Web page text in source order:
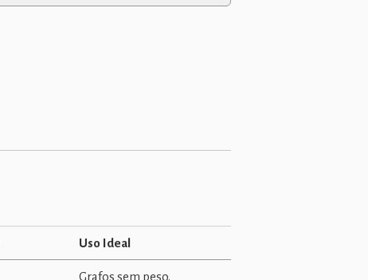
Uso Ideal
Grafos sem peso.